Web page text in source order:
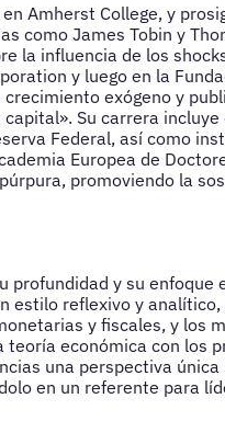
Amherst College, y
como James Tobin y
la influencia de los
y luego en la
exógeno y
Su carrera
Federal, así como
Europea de
promoviendo la
profundidad y su enfoque
estilo reflexivo y
y fiscales, y los
económica con los
una perspectiva
en un referente para